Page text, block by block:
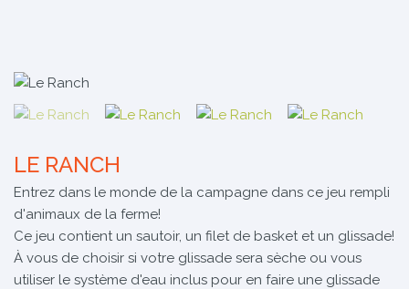
LE RANCH
Entrez dans le monde de la campagne dans ce jeu rempli
d'animaux de la ferme!
Ce jeu contient un sautoir, un filet de basket et un glissade!
À vous de choisir si votre glissade sera sèche ou vous
utiliser le système d'eau inclus pour en faire une glissade